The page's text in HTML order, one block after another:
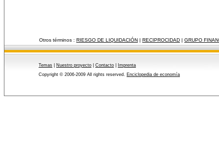
Otros términos : RIESGO DE LIQUIDACIÓN | RECIPROCIDAD | GRUPO
Temas Nuestro proyecto Contacto
Imprenta
Copyright © 2006-2009 All rights reserved. Enciclopedia de economía